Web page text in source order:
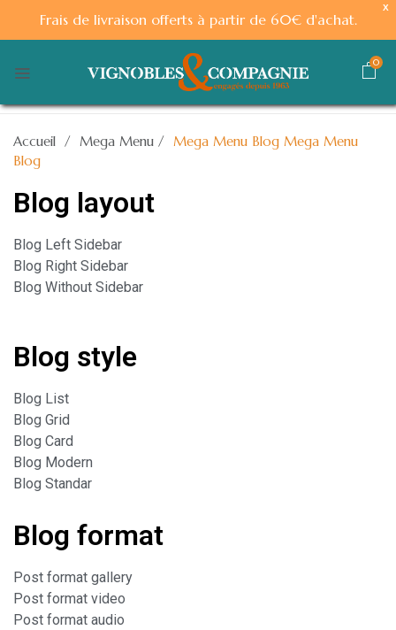
X
Frais de livraison offerts à partir de 60€ d'achat.
0
Accueil / Mega Menu / Mega Menu Blog Mega Menu
Blog
Blog layout
Blog Left Sidebar
Blog Right Sidebar
Blog Without Sidebar
Blog style
Blog List
Blog Grid
Blog Card
Blog Modern
Blog Standar
Blog format
Post format gallery
Post format video
Post format audio